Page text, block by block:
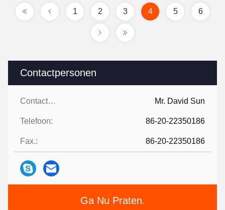
Contactpersonen
Contactpersonen: Mr. David Sun
Telefoon: 86-20-22350186
Fax.: 86-20-22350186
Ga Nu Praten.
1 2 3 4 5 6